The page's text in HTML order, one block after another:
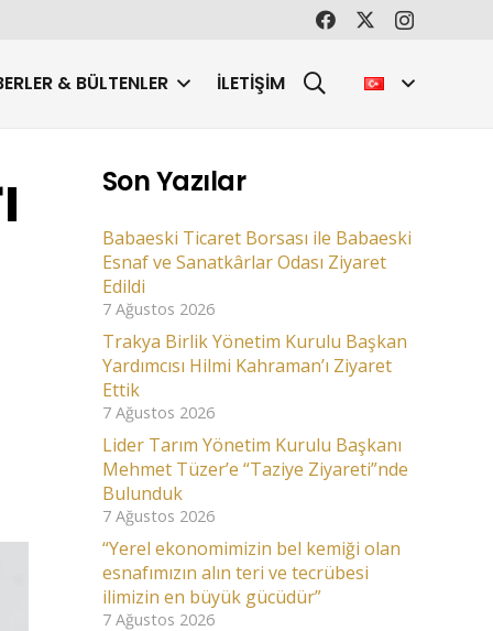
& BÜLTENLER İLETIŞIM
Son Yazılar
Babaeski Ticaret Borsası ile Babaeski
Esnaf ve Sanatkârlar Odası Ziyaret
Edildi
7 Ağustos 2026
Trakya Birlik Yönetim Kurulu Başkan
Yardımcısı Hilmi Kahraman’ı Ziyaret
Ettik
7 Ağustos 2026
Lider Tarım Yönetim Kurulu Başkanı
Mehmet Tüzer’e “Taziye Ziyareti”nde
Bulunduk
7 Ağustos 2026
“Yerel ekonomimizin bel kemiği olan
esnafımızın alın teri ve tecrübesi
ilimizin en büyük gücüdür”
7 Ağustos 2026